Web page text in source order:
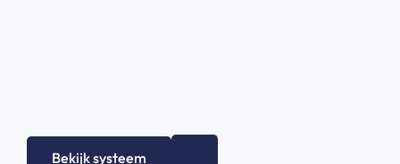
Bekijk systeem